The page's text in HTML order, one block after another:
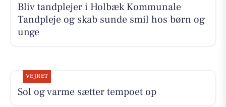
Bliv tandplejer i Holbæk Kommunale
Tandpleje og skab sunde smil hos børn og
unge
VEJRET
Sol og varme sætter tempoet op